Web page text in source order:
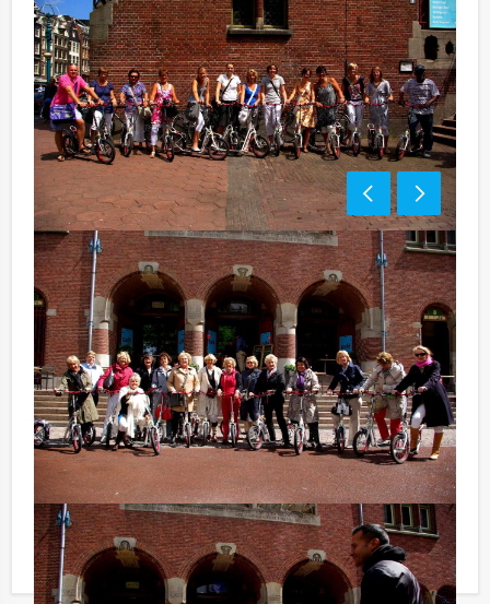
Optioneel:
Niet telkens uw knip hoeven trekken om uw drankje af
te rekenen? Voor € 13,50 per persoon per uur dat u in
het restaurant doorbrengt (excl. BTW) kunt u
gebruikmaken van het drankarrangement, waarbij u
onbeperkt kunt genieten van bier, fris, huiswijn, koffie
en thee. En…zo komt u ook achteraf niet voor
verrassingen te staan!
Komt u niet aan het minimale aantal deelnemers? Als u
bereid bent voor het minimale aantal te betalen, kunt u
ook gewoon voor minder personen boeken!